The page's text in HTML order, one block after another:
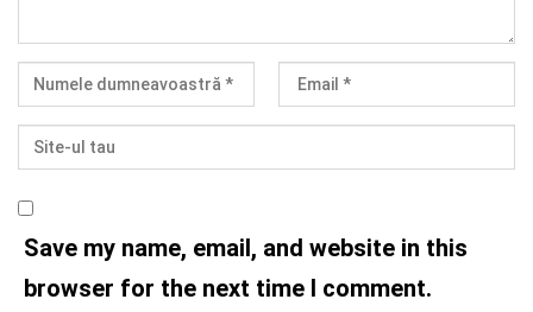
Save my name, email, and website in this
browser for the next time I comment.